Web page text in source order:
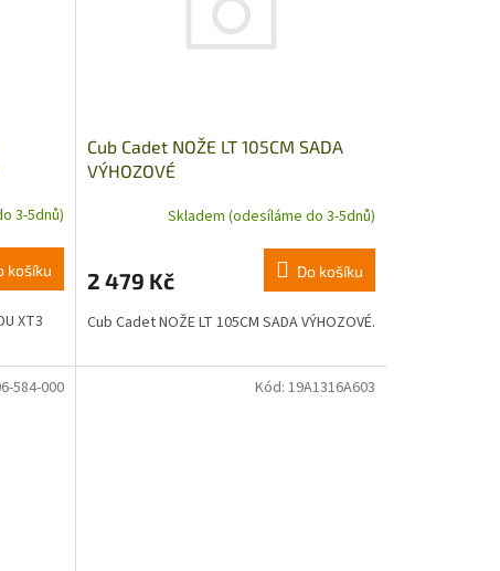
3-5dnů)
košíku
XT3
Cub Cadet NOŽE LT 105CM SADA
VÝHOZOVÉ
Skladem (odesíláme do 3-5dnů)
2 479 Kč Do košíku
Cub Cadet NOŽE LT 105CM SADA VÝHOZOVÉ.
584-000 Kód: 19A1316A603